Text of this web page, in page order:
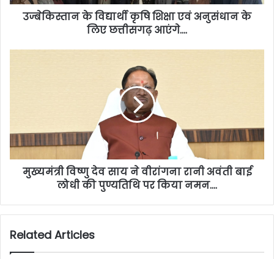
उज्बेकिस्तान के विद्यार्थी कृषि शिक्षा एवं अनुसंधान के
लिए छत्तीसगढ़ आएंगे….
मुख्यमंत्री विष्णु देव साय ने वीरांगना रानी अवंती बाई
लोधी की पुण्यतिथि पर किया नमन….
Related Articles